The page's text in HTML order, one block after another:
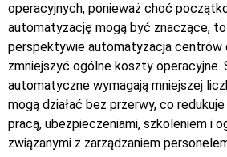
operacyjnych, ponieważ choć
automatyzację mogą być znaczące, to
perspektywie automatyzacja centrów
zmniejszyć ogólne koszty operacyjne.
automatyczne wymagają mniejszej
mogą działać bez przerwy, co
pracą, ubezpieczeniami, szkoleniem i
związanymi z zarządzaniem